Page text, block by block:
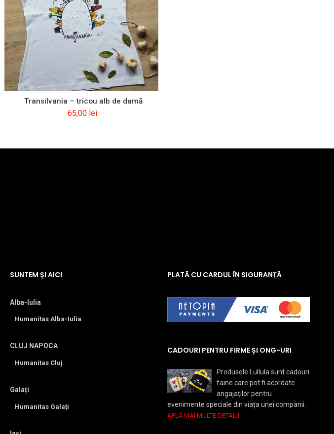
Transilvania – tricou alb de damă
65,00 lei
SUNTEM ȘI AICI
Alba-Iulia
Humanitas Alba-Iulia
CLUJ NAPOCA
Humanitas Cluj
Galați
Humanitas Galați
PLATĂ CU CARDUL ÎN SIGURANȚĂ
CADOURI PENTRU FIRME ȘI ONG-URI
Produsele Lullula sunt cadouri
faine care pot fi acordate
angajaților pentru
evenimente speciale din viața unei companii.
AFLĂ MAI MULTE DETALII.